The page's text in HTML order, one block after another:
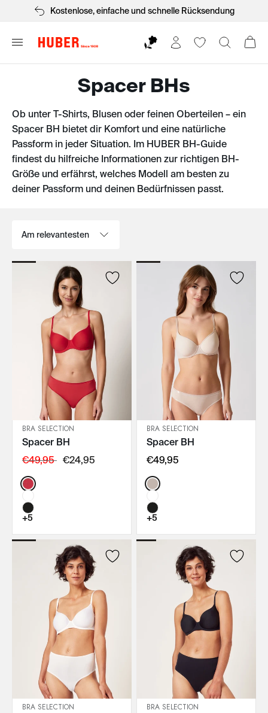
Kostenlose, einfache und schnelle Rücksendung
Spacer BHs
Ob unter T-Shirts, Blusen oder feinen Oberteilen – ein
Spacer BH bietet dir Komfort und eine natürliche
Passform in jeder Situation. Im HUBER BH-Guide
findest du hilfreiche Informationen zur richtigen BH-
Größe und erfährst, welches Modell am besten zu
deiner Passform und deinen Bedürfnissen passt.
IN DEN WARENKORB
BRA SELECTION
Spacer BH
€49,95 €24,95
Color:
+5
IN DEN WARENKORB
BRA SELECTION
Spacer BH
€49,95
Color:
+5
BRA SELECTION
BRA SELECTION